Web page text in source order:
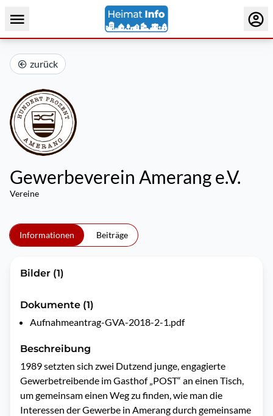
zurück
Gewerbeverein Amerang e.V.
Vereine
Informationen Beiträge
Bilder (1)
Dokumente (1)
Aufnahmeantrag-GVA-2018-2-1.pdf
Beschreibung
1989 setzten sich zwei Dutzend junge, engagierte
Gewerbetreibende im Gasthof „POST“ an einen Tisch,
um gemeinsam einen Weg zu finden, wie man die
Interessen der Gewerbe in Amerang durch gemeinsame